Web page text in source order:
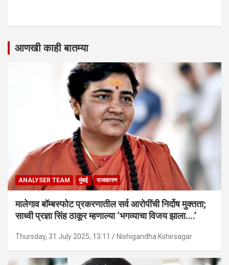
आणखी काही बातम्या
ANALYSER TEAM मुंबई राजकारण
मालेगाव बॉम्बस्फोट प्रकरणातील सर्व आरोपींची निर्दोष मुक्तता;
साध्वी प्रज्ञा सिंह ठाकूर म्हणाल्या ‘भगव्याचा विजय झाला….’
Thursday, 31 July 2025, 13:11 Nishigandha Kshirsagar